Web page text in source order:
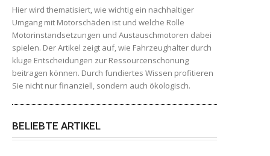
Hier wird thematisiert, wie wichtig ein nachhaltiger
Umgang mit Motorschäden ist und welche Rolle
Motorinstandsetzungen und Austauschmotoren dabei
spielen. Der Artikel zeigt auf, wie Fahrzeughalter durch
kluge Entscheidungen zur Ressourcenschonung
beitragen können. Durch fundiertes Wissen profitieren
Sie nicht nur finanziell, sondern auch ökologisch.
BELIEBTE ARTIKEL